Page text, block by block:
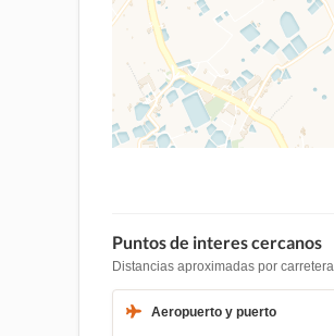
Puntos de interes cercanos
Distancias aproximadas por
Aeropuerto y puerto